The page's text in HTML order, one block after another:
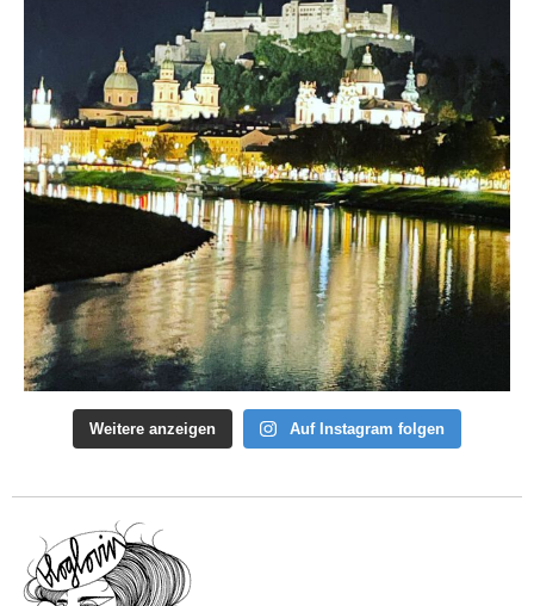
Weitere anzeigen Auf Instagram folgen